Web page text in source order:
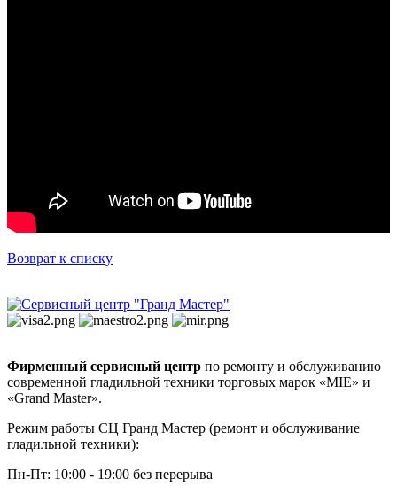
Возврат к списку
Фирменный сервисный центр по ремонту и обслуживанию
современной гладильной техники торговых марок «MIE» и
«Grand Master».
Режим работы СЦ Гранд Мастер (ремонт и обслуживание
гладильной техники):
Пн-Пт: 10:00 - 19:00 без перерыва